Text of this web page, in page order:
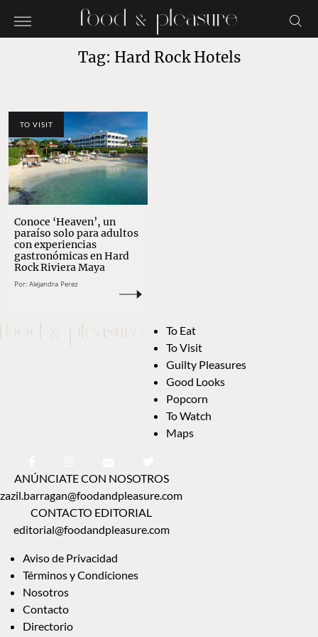
Tag: Hard Rock Hotels
TO VISIT
Conoce ‘Heaven’, un
paraíso solo para adultos
con experiencias
gastronómicas en Hard
Rock Riviera Maya
Por: Alejandra Perez
To Eat
To Visit
Guilty Pleasures
Good Looks
Popcorn
To Watch
Maps
ANÚNCIATE CON NOSOTROS
zazil.barragan@foodandpleasure.com
CONTACTO EDITORIAL
editorial@foodandpleasure.com
Aviso de Privacidad
Términos y Condiciones
Nosotros
Contacto
Directorio